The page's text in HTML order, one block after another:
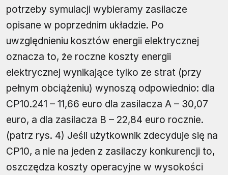
potrzeby symulacji wybieramy zasilacze
opisane w poprzednim układzie. Po
uwzględnieniu kosztów energii elektrycznej
oznacza to, że roczne koszty energii
elektrycznej wynikające tylko ze strat (przy
pełnym obciążeniu) wynoszą odpowiednio: dla
CP10.241 – 11,66 euro dla zasilacza A – 30,07
euro, a dla zasilacza B – 22,84 euro rocznie.
(patrz rys. 4) Jeśli użytkownik zdecyduje się na
CP10, a nie na jeden z zasilaczy konkurencji to,
oszczędza koszty operacyjne w wysokości